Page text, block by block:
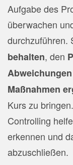
Aufgabe des
überwachen
durchzuführen.
behalten, den
Maßnahmen
Kurs zu
Controlling
erkennen und
abzuschließen.